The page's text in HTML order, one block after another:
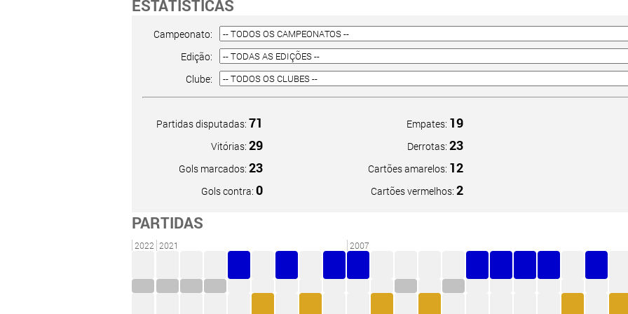
ESTATÍSTICAS
Campeonato:
Edição:
Clube:
Partidas disputadas: 71
Vitórias: 29
Gols marcados: 23
Gols contra: 0
Empates: 19
Derrotas: 23
Cartões amarelos: 12
Cartões vermelhos: 2
PARTIDAS
2022 2021 2007